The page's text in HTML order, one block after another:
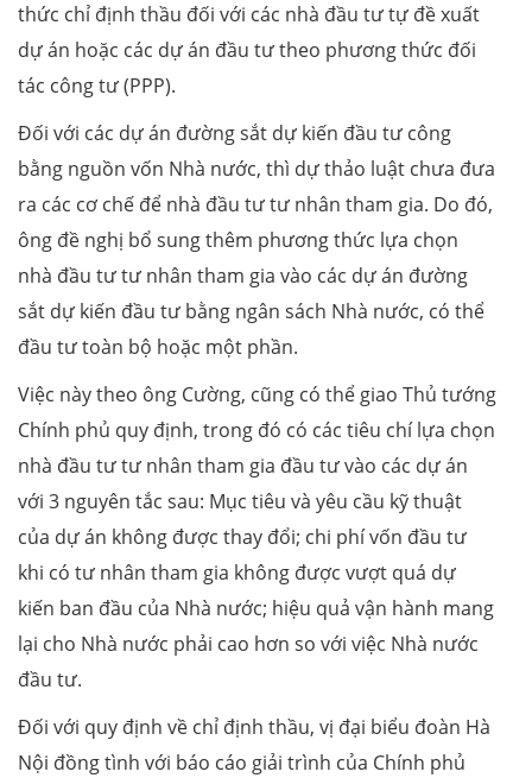
thức chỉ định thầu đối với các nhà đầu tư tự đề xuất
dự án hoặc các dự án đầu tư theo phương thức đối
tác công tư (PPP).
Đối với các dự án đường sắt dự kiến đầu tư công
bằng nguồn vốn Nhà nước, thì dự thảo luật chưa đưa
ra các cơ chế để nhà đầu tư tư nhân tham gia. Do đó,
ông đề nghị bổ sung thêm phương thức lựa chọn
nhà đầu tư tư nhân tham gia vào các dự án đường
sắt dự kiến đầu tư bằng ngân sách Nhà nước, có thể
đầu tư toàn bộ hoặc một phần.
Việc này theo ông Cường, cũng có thể giao Thủ tướng
Chính phủ quy định, trong đó có các tiêu chí lựa chọn
nhà đầu tư tư nhân tham gia đầu tư vào các dự án
với 3 nguyên tắc sau: Mục tiêu và yêu cầu kỹ thuật
của dự án không được thay đổi; chi phí vốn đầu tư
khi có tư nhân tham gia không được vượt quá dự
kiến ban đầu của Nhà nước; hiệu quả vận hành mang
lại cho Nhà nước phải cao hơn so với việc Nhà nước
đầu tư.
Đối với quy định về chỉ định thầu, vị đại biểu đoàn Hà
Nội đồng tình với báo cáo giải trình của Chính phủ